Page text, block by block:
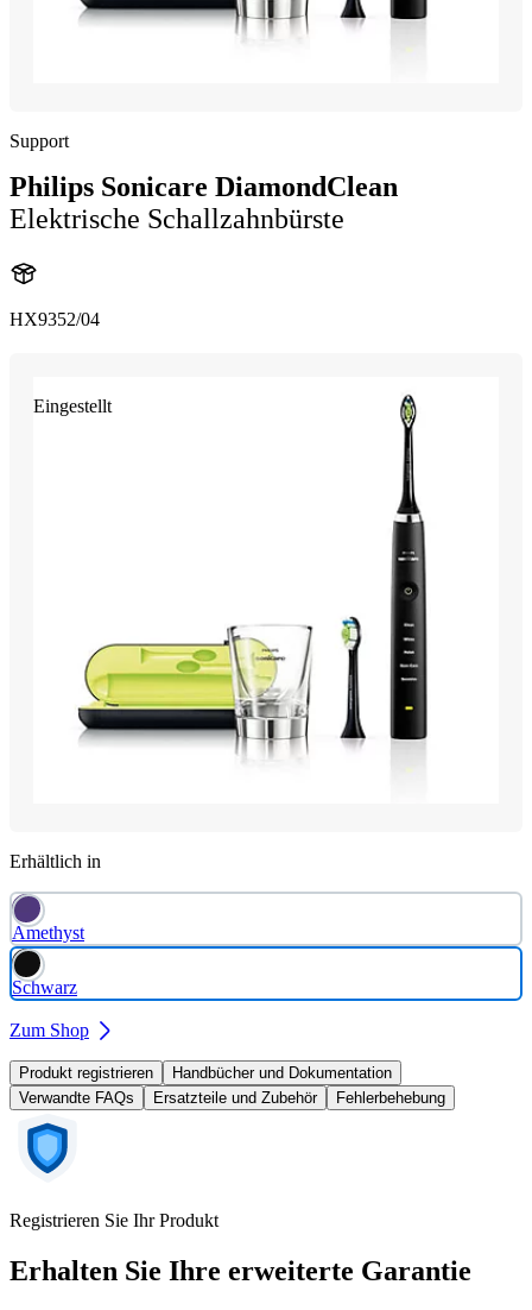
Support
Philips Sonicare DiamondClean
Elektrische Schallzahnbürste
HX9352/04
Eingestellt
Erhältlich in
Amethyst
Schwarz
Zum Shop
Produkt registrieren
Handbücher und Dokumentation
Verwandte FAQs
Ersatzteile und Zubehör Fehlerbehebung
Registrieren Sie Ihr Produkt
Erhalten Sie Ihre erweiterte Garantie